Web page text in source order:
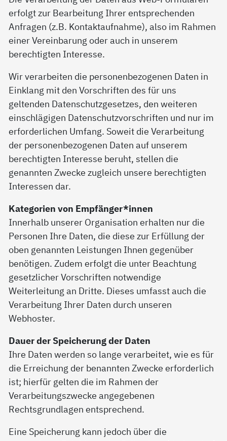
erfolgt zur Bearbeitung Ihrer entsprechenden
Anfragen (z.B. Kontaktaufnahme), also im Rahmen
einer Vereinbarung oder auch in unserem
berechtigten Interesse.
Wir verarbeiten die personenbezogenen Daten in
Einklang mit den Vorschriften des für uns
geltenden Datenschutzgesetzes, den weiteren
einschlägigen Datenschutzvorschriften und nur im
erforderlichen Umfang. Soweit die Verarbeitung
der personenbezogenen Daten auf unserem
berechtigten Interesse beruht, stellen die
genannten Zwecke zugleich unsere berechtigten
Interessen dar.
Kategorien von Empfänger*innen
Innerhalb unserer Organisation erhalten nur die
Personen Ihre Daten, die diese zur Erfüllung der
oben genannten Leistungen Ihnen gegenüber
benötigen. Zudem erfolgt die unter Beachtung
gesetzlicher Vorschriften notwendige
Weiterleitung an Dritte. Dieses umfasst auch die
Verarbeitung Ihrer Daten durch unseren
Webhoster.
Dauer der Speicherung der Daten
Ihre Daten werden so lange verarbeitet, wie es für
die Erreichung der benannten Zwecke erforderlich
ist; hierfür gelten die im Rahmen der
Verarbeitungszwecke angegebenen
Rechtsgrundlagen entsprechend.
Eine Speicherung kann jedoch über die